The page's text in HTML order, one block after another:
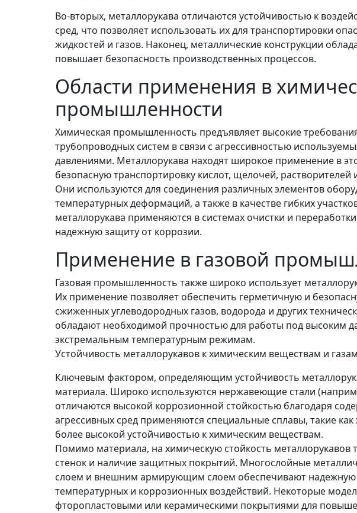
Во-вторых, металлорукава отличаются устойчивостью к
сред, что позволяет использовать их для транспортировки
жидкостей и газов. Наконец, металлические конструкции
повышает безопасность производственных процессов.
Области применения в
промышленности
Химическая промышленность предъявляет высокие
трубопроводных систем в связи с агрессивностью
давлениями. Металлорукава находят широкое применение в
безопасную транспортировку кислот, щелочей, растворителей
Они используются для соединения различных элементов
температурных деформаций, а также в качестве гибких
металлорукава применяются в системах очистки и
надежную защиту от коррозии.
Применение в газовой
Газовая промышленность также широко использует
Их применение позволяет обеспечить герметичную и
сжиженных углеводородных газов, водорода и других
обладают необходимой прочностью для работы под высоким
экстремальным температурным режимам.
Устойчивость металлорукавов к химическим веществам и газам
Ключевым фактором, определяющим устойчивость
материала. Широко используются нержавеющие стали
отличаются высокой коррозионной стойкостью благодаря
агрессивных сред применяются специальные сплавы, такие
более высокой устойчивостью к химическим веществам.
Помимо материала, на химическую стойкость металлорукавов
стенок и наличие защитных покрытий. Многослойные
слоем и внешним армирующим слоем обеспечивают надежную
температурных и коррозионных воздействий. Некоторые
фторопластовыми или керамическими покрытиями для